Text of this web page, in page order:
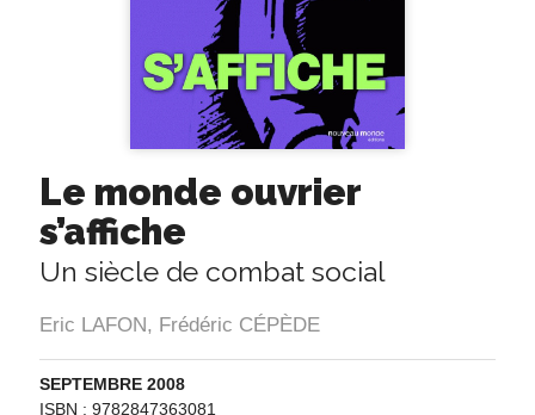
Le monde ouvrier
s’affiche
Un siècle de combat social
Eric LAFON, Frédéric CÉPÈDE
SEPTEMBRE 2008
ISBN : 9782847363081